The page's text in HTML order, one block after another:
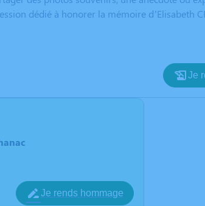
dédié à honorer la mémoire d’Elisabeth
Je
Je rends hommage